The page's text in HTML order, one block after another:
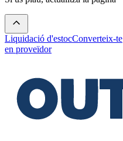
Liquidació d'estocConverteix-te
en proveïdor